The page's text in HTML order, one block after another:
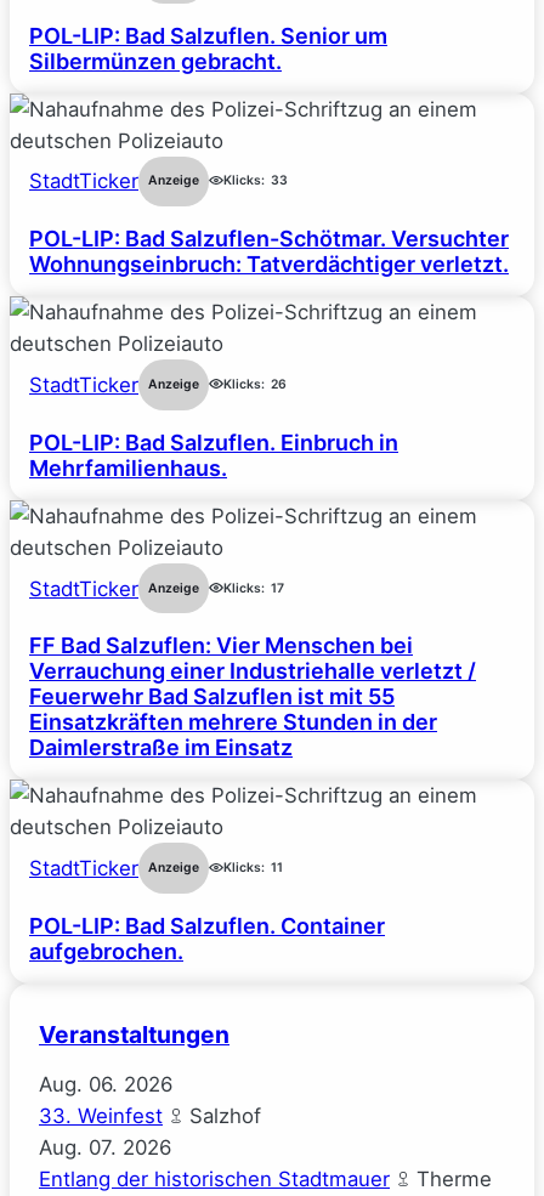
POL-LIP: Bad Salzuflen. Senior um
Silbermünzen gebracht.
StadtTicker Anzeige Klicks: 33
POL-LIP: Bad Salzuflen-Schötmar. Versuchter
Wohnungseinbruch: Tatverdächtiger verletzt.
StadtTicker Anzeige Klicks: 26
POL-LIP: Bad Salzuflen. Einbruch in
Mehrfamilienhaus.
StadtTicker Anzeige Klicks: 17
FF Bad Salzuflen: Vier Menschen bei
Verrauchung einer Industriehalle verletzt /
Feuerwehr Bad Salzuflen ist mit 55
Einsatzkräften mehrere Stunden in der
Daimlerstraße im Einsatz
StadtTicker Anzeige Klicks: 11
POL-LIP: Bad Salzuflen. Container
aufgebrochen.
Veranstaltungen
Aug. 06. 2026
33. Weinfest
Salzhof
Aug. 07. 2026
Entlang der historischen Stadtmauer
Therme